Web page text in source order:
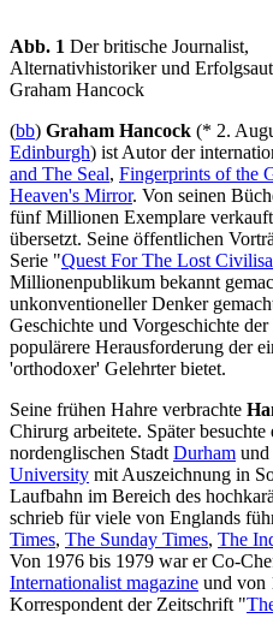
Abb. 1 Der britische Journalist,
Alternativhistoriker und
Graham Hancock
(bb) Graham Hancock (* 2.
Edinburgh) ist Autor der
and The Seal, Fingerprints of the
Heaven's Mirror. Von seinen
fünf Millionen Exemplare
übersetzt. Seine öffentlichen
Serie "Quest For The Lost
Millionenpublikum bekannt
unkonventioneller Denker
Geschichte und Vorgeschichte
populärere Herausforderung der
'orthodoxer' Gelehrter bietet.
Seine frühen Hahre verbrachte
Chirurg arbeitete. Später
nordenglischen StadtDurham und
University mit Auszeichnung in
Laufbahn im Bereich des
schrieb für viele von Englands
Times, The Sunday Times, The
Von 1976 bis 1979 war er Co-
Internationalist magazine und von
Korrespondent der Zeitschrift "